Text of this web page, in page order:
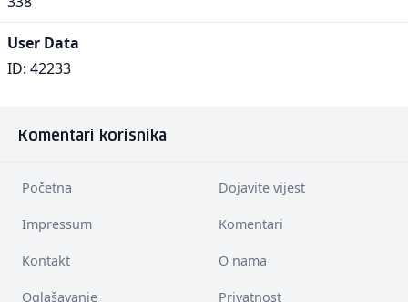
User Data
ID: 42233
Komentari korisnika
Početna Dojavite vijest
Impressum Komentari
Kontakt O nama
Oglašavanje Privatnost